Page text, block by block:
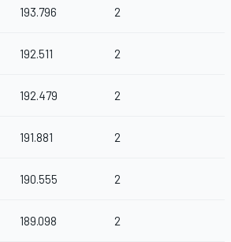
193.796 2
192.511 2
192.479 2
191.881 2
190.555 2
189.098 2